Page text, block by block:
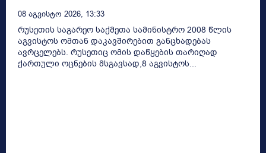
08 Აგვისტო 2026, 13:33
რუსეთის საგარეო საქმეთა სამინისტრო 2008 წლის
აგვისტოს ომთან დაკავშირებით განცხადებას
ავრცელებს. რუსეთიც ომის დაწყების თარიღად
ქართული ოცნების მსგავსად,8 აგვისტოს...